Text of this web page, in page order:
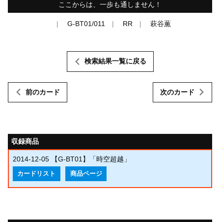
ここからは、一歩も通しません！
G-BT01/011 RR 萩谷薫
前のカード
検索結果一覧に戻る
次のカード
収録商品
2014-12-05 【G-BT01】「時空超越」
カードリスト 商品ページ